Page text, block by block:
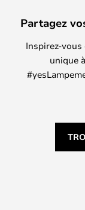
Partagez
Inspirez-
unique